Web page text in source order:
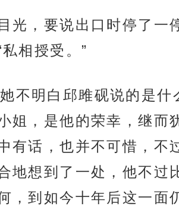
，要说出口时停了一
相授受。”
不明白邱雎砚说的是
姐，是他的荣幸，继而
有话，也并不可惜，不
地想到了一处，他不过
，到如今十年后这一面